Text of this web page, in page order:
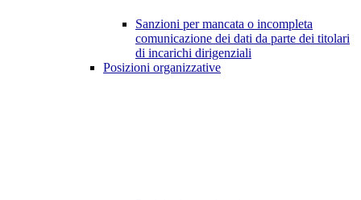
Sanzioni per mancata o incompleta
comunicazione dei dati da parte dei titolari
di incarichi dirigenziali
Posizioni organizzative